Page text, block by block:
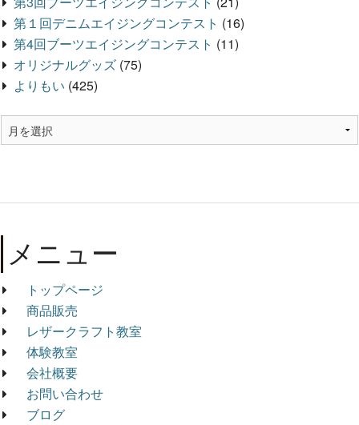
第１回デニムエイジングコンテスト (16)
第4回ブーツエイジングコンテスト (11)
オリジナルグッズ (75)
よりもい (425)
メニュー
トップページ
商品販売
レザークラフト教室
体験教室
会社概要
お問い合わせ
ブログ